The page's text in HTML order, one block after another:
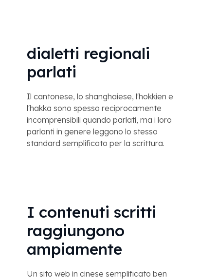
dialetti regionali
parlati
Il cantonese, lo shanghaiese, l'hokkien e
l'hakka sono spesso reciprocamente
incomprensibili quando parlati, ma i loro
parlanti in genere leggono lo stesso
standard semplificato per la scrittura.
I contenuti scritti
raggiungono
ampiamente
Un sito web in cinese semplificato ben